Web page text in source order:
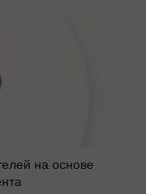
на основе